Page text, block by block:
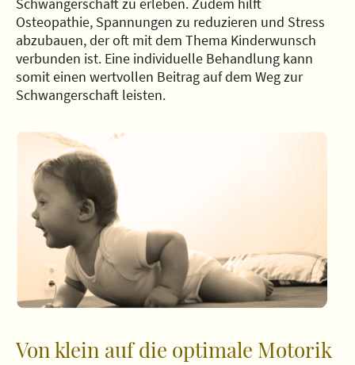
Osteopathie, Spannungen zu reduzieren und Stress
abzubauen, der oft mit dem Thema Kinderwunsch
verbunden ist. Eine individuelle Behandlung kann
somit einen wertvollen Beitrag auf dem Weg zur
Schwangerschaft leisten.
Von klein auf die optimale Motorik